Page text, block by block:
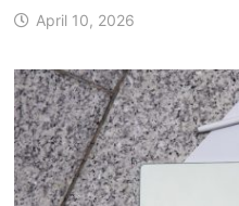
April 10, 2026